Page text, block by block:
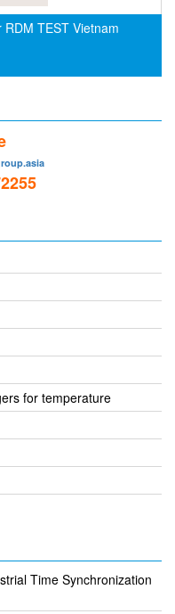
TEST Vietnam
for temperature
Time Synchronization